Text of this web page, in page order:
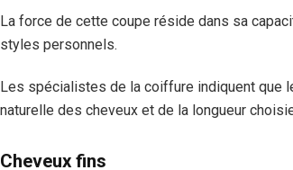
La force de cette coupe réside dans sa
styles personnels.
Les spécialistes de la coiffure indiquent que
naturelle des cheveux et de la longueur
Cheveux fins